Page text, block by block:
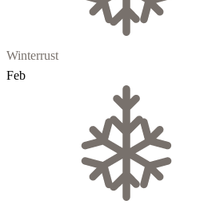
Winterrust
Feb